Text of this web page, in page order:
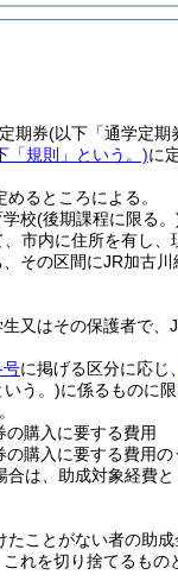
期券(以下「通学定期
「規則」という。)に
めるところによる。
校(後期課程に限る。
市内に住所を有し
その区間にJR加古川
生又はその保護者で、
号に掲げる区分に応じ、
いう。)に係るものに
購入に要する費用
購入に要する費用
は、助成対象経費と
ことがない者の助
れを切り捨てるもの